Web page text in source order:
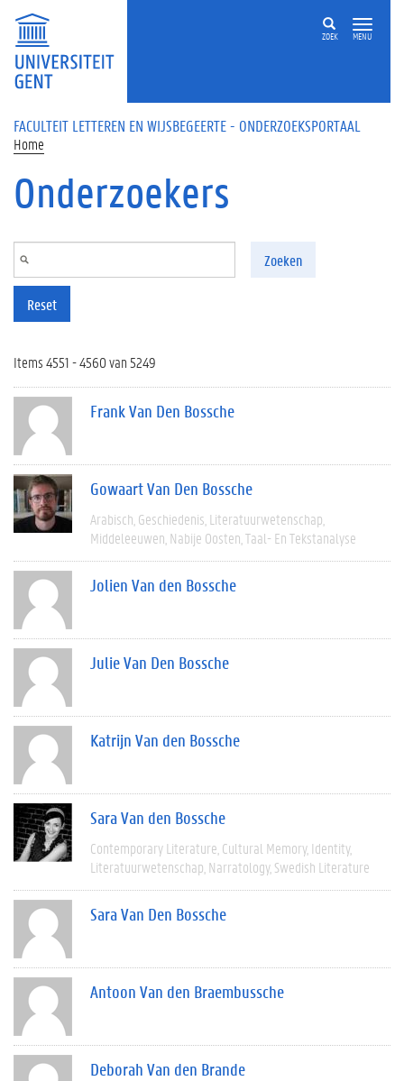
Overslaan en naar de inhoud gaan
ZOEK MENU
FACULTEIT LETTEREN EN WIJSBEGEERTE - ONDERZOEKSPORTAAL
Home
Onderzoekers
Zoeken
Reset
Items 4551 - 4560 van 5249
Frank Van Den Bossche
Gowaart Van Den Bossche
Arabisch Geschiedenis Literatuurwetenschap
Middeleeuwen Nabije Oosten Taal- En Tekstanalyse
Jolien Van den Bossche
Julie Van Den Bossche
Katrijn Van den Bossche
Sara Van den Bossche
Contemporary Literature Cultural Memory Identity
Literatuurwetenschap Narratology Swedish Literature
Sara Van Den Bossche
Antoon Van den Braembussche
Deborah Van den Brande